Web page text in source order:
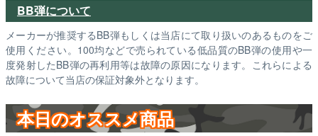
BB弾について
メーカーが推奨するBB弾もしくは当店にて取り扱いのあるものをご
使用ください。100均などで売られている低品質のBB弾の使用や一
度発射したBB弾の再利用等は故障の原因になります。これらによる
故障について当店の保証対象外となります。
本日のオススメ商品